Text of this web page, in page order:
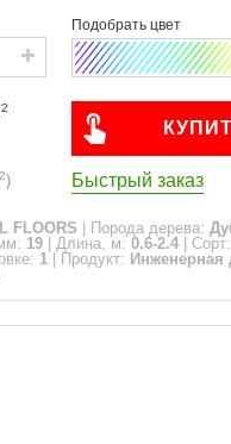
2
2) Быстрый заказ
FLOORS Порода дерева:
19 Длина, м: 0.6-2.4 Сорт:
1 Продукт: Инженерная